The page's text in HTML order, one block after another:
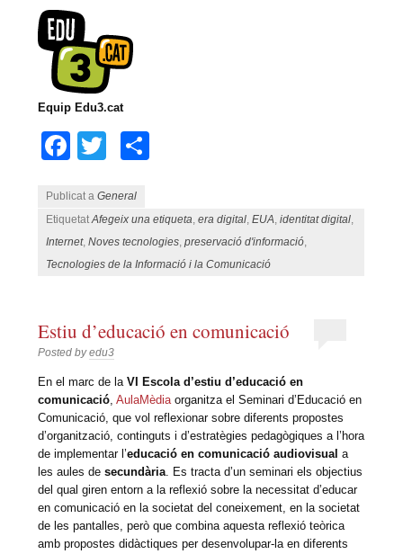
Equip Edu3.cat
Facebook
Twitter
Publicat aGeneral
EtiquetatAfegeix una etiqueta,era digital,EUA,identitat digital,
Internet,Noves tecnologies,preservació d'informació,
Tecnologies de la Informació i la Comunicació
Estiu d’educació en comunicació
Posted byedu3
En el marc de laVI Escola d’estiu d’educació en
comunicació,AulaMèdiaorganitza el Seminari d’Educació en
Comunicació, que vol reflexionar sobre diferents propostes
d’organització, continguts i d’estratègies pedagògiques a l’hora
de implementar l’educació en comunicació audiovisual a
les aules desecundària. Es tracta d’un seminari els objectius
del qual giren entorn a la reflexió sobre la necessitat d’educar
en comunicació en la societat del coneixement, en la societat
de les pantalles, però que combina aquesta reflexió teòrica
amb propostes didàctiques per desenvolupar-la en diferents